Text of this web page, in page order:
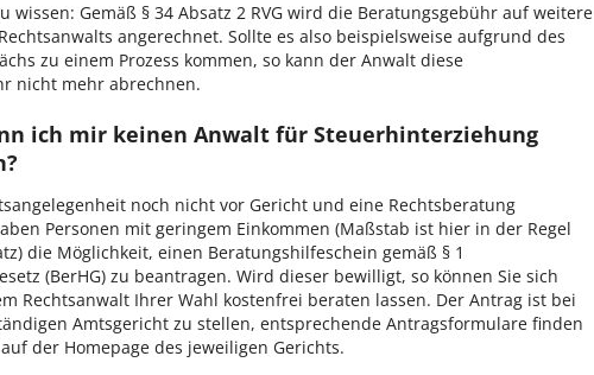
wissen: Gemäß § 34 Absatz 2 RVG wird die Beratungsgebühr auf weitere
angerechnet. Sollte es also beispielsweise aufgrund des
zu einem Prozess kommen, so kann der Anwalt diese
nicht mehr abrechnen.
ich mir keinen Anwalt für Steuerhinterziehung
noch nicht vor Gericht und eine Rechtsberatung
Personen mit geringem Einkommen (Maßstab ist hier in der Regel
die Möglichkeit, einen Beratungshilfeschein gemäß § 1
(BerHG) zu beantragen. Wird dieser bewilligt, so können Sie sich
Rechtsanwalt Ihrer Wahl kostenfrei beraten lassen. Der Antrag ist bei
Amtsgericht zu stellen, entsprechende Antragsformulare finden
der Homepage des jeweiligen Gerichts.